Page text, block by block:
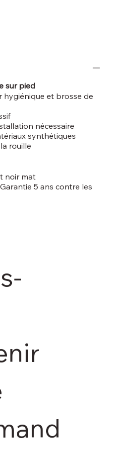
sur pied
hygiénique et brosse de
nécessaire
synthétiques
rouille
noir mat
5 ans contre les